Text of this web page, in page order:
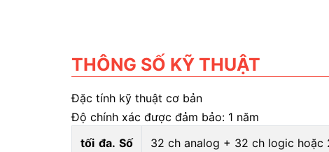
THÔNG SỐ KỸ THUẬT
Đặc tính kỹ thuật cơ bản
Độ chính xác được đảm bảo: 1 năm
tối đa. Số
32 ch analog + 32 ch logic